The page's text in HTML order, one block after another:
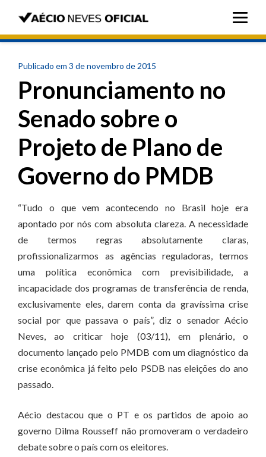
Publicado em 3 de novembro de 2015
Pronunciamento no
Senado sobre o
Projeto de Plano de
Governo do PMDB
“Tudo o que vem acontecendo no Brasil hoje era
apontado por nós com absoluta clareza. A necessidade
de termos regras absolutamente claras,
profissionalizarmos as agências reguladoras, termos
uma política econômica com previsibilidade, a
incapacidade dos programas de transferência de renda,
exclusivamente eles, darem conta da gravíssima crise
social por que passava o país”, diz o senador Aécio
Neves, ao criticar hoje (03/11), em plenário, o
documento lançado pelo PMDB com um diagnóstico da
crise econômica já feito pelo PSDB nas eleições do ano
passado.
Aécio destacou que o PT e os partidos de apoio ao
governo Dilma Rousseff não promoveram o verdadeiro
debate sobre o país com os eleitores.